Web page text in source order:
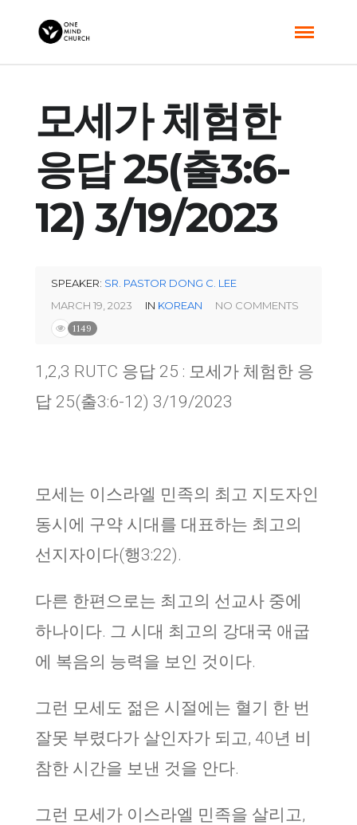
모세가 체험한
응답 25(출3:6-
12) 3/19/2023
SPEAKER: SR. PASTOR DONG C. LEE
MARCH 19, 2023
IN KOREAN NO COMMENTS
1149
1,2,3 RUTC 응답 25 : 모세가 체험한 응
답 25(출3:6-12) 3/19/2023
모세는 이스라엘 민족의 최고 지도자인
동시에 구약 시대를 대표하는 최고의
선지자이다(행3:22).
다른 한편으로는 최고의 선교사 중에
하나이다. 그 시대 최고의 강대국 애굽
에 복음의 능력을 보인 것이다.
그런 모세도 젊은 시절에는 혈기 한 번
잘못 부렸다가 살인자가 되고, 40년 비
참한 시간을 보낸 것을 안다.
그런 모세가 이스라엘 민족을 살리고,